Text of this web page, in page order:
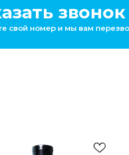
звонок
свой номер и мы вам